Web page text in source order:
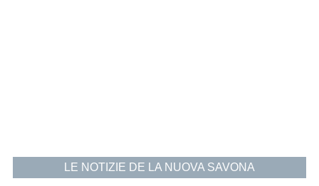
LE NOTIZIE DE LA NUOVA SAVONA